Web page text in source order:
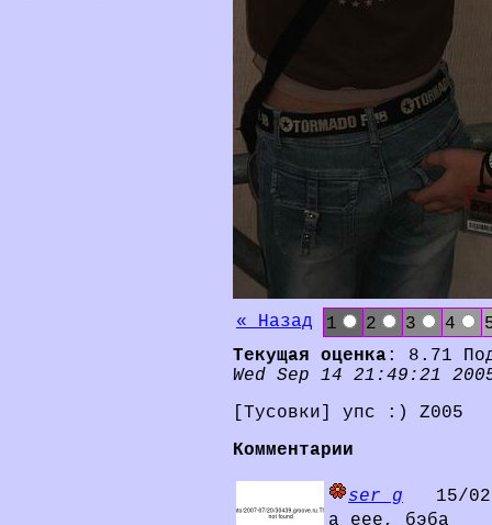
« Назад 1 2 3 4
Текущая оценка: 8.71
Wed Sep 14 21:49:21
[Тусовки] упс :) Z005
Комментарии
ser_g 15/02/
а еее, бэба